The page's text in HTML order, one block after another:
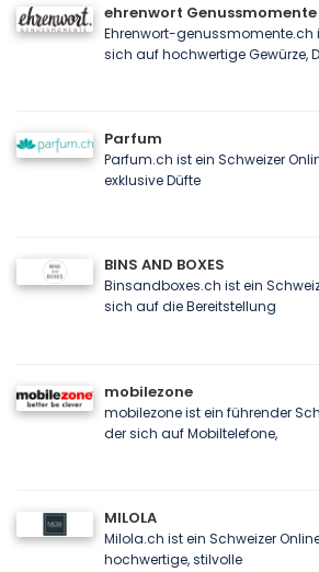
ehrenwort Genussmomente
Ehrenwort-genussmomente.ch
sich auf hochwertige Gewürze,
Parfum
Parfum.ch ist ein Schweizer
exklusive Düfte
BINS AND BOXES
Binsandboxes.ch ist ein
sich auf die Bereitstellung
mobilezone
mobilezone ist ein führender
der sich auf Mobiltelefone,
MILOLA
Milola.ch ist ein Schweizer
hochwertige, stilvolle